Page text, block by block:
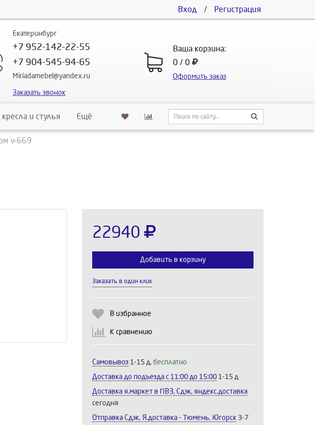
Вход / Регистрация
Екатеринбург
+7 952-142-22-55
+7 904-545-94-65
Miriadamebel@yandex.ru
Заказать звонок
Ваша корзина:
0 / 0
Оформить заказ
и стулья Ещё
v-669
22940
Добавить в корзину
Заказать в один клик
В избранное
К сравнению
Самовывоз 1-15 д, бесплатно
Доставка до подъезда c 11:00 до 15:00 1-15 д
Доставка я.маркет в ПВЗ, Сдэк, яндекс.доставка
сегодня
Отправка Сдэк, Я.доставка - Тюмень, Югорск 3-7